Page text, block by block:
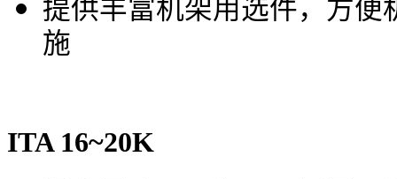
提供丰富机架用选件，方
施
ITA 16~20K